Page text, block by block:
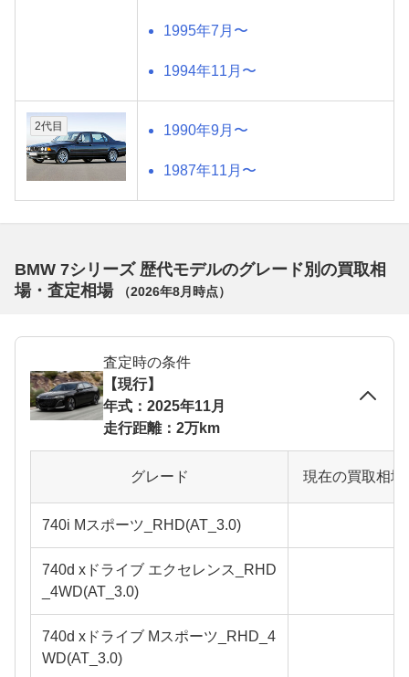
1995年7月〜
1994年11月〜
2代目 1990年9月〜
1987年11月〜
BMW 7シリーズ 歴代モデルのグレード別の買取相
場・査定相場
（2026年8月 時点）
査定時の条件
【現行】
年式：2025年11月
走行距離：2万km
グレード 現在の買取相
740i Mスポーツ_RHD(AT_3.0)
740d xドライブ エクセレンス_RHD
_4WD(AT_3.0)
740d xドライブ Mスポーツ_RHD_4
WD(AT_3.0)